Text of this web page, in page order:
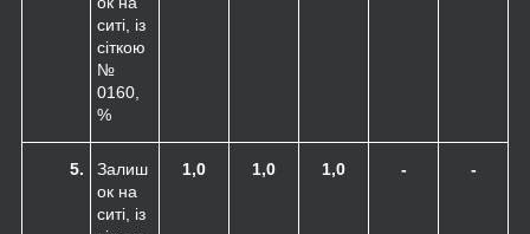
ситі, із
сіткою
№
0160,
%
5.
Залиш
ок на
ситі, із
1,0 1,0 1,0 - -